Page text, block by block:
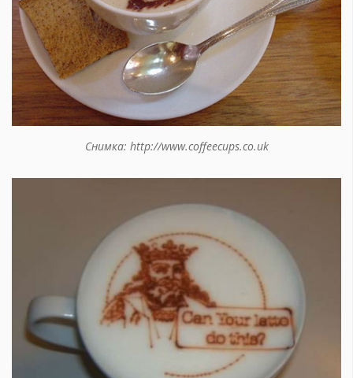
Снимка: http://www.coffeecups.co.uk